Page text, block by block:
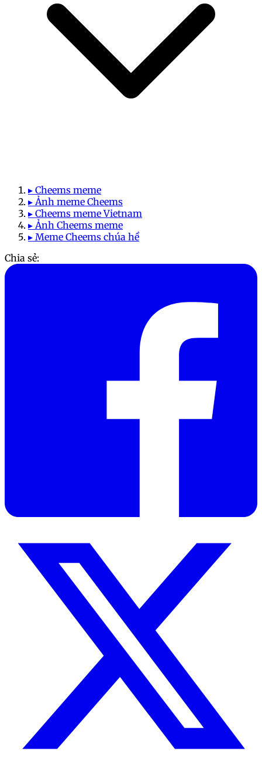
▸ Cheems meme
▸ Ảnh meme Cheems
▸ Cheems meme Vietnam
▸ Ảnh Cheems meme
▸ Meme Cheems chúa hề
Chia sẻ: